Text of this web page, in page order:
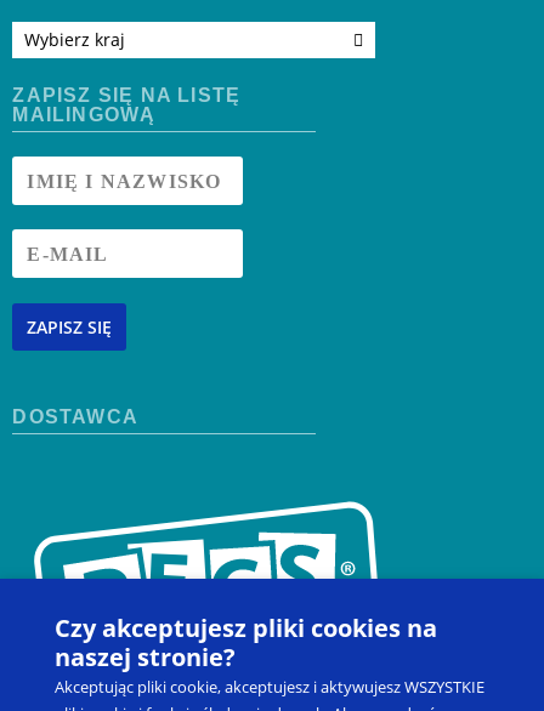
Wybierz kraj
ZAPISZ SIĘ NA LISTĘ
MAILINGOWĄ
ZAPISZ SIĘ
DOSTAWCA
Czy akceptujesz pliki cookies na
naszej stronie?
Akceptując pliki cookie, akceptujesz i aktywujesz WSZYSTKIE